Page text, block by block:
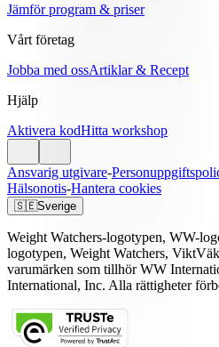
Jämför program & priser
Vårt företag
Jobba med ossArtiklar & Recept
Hjälp
Aktivera kodHitta workshop
Ansvarig utgivare-
Hälsonotis-Hantera cookies
🇸🇪Sverige
Weight Watchers-logotypen, WW-
logotypen, Weight Watchers,
varumärken som tillhör WW
International, Inc. Alla rättigheter